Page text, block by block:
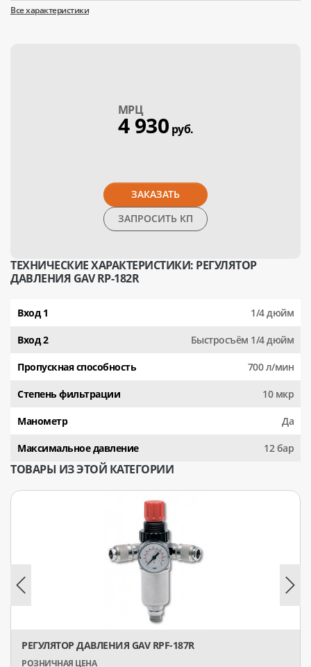
Все характеристики
МPЦ
4 930 руб.
ЗАКАЗАТЬ
ЗАПРОСИТЬ КП
ТЕХНИЧЕСКИЕ ХАРАКТЕРИСТИКИ: РЕГУЛЯТОР
ДАВЛЕНИЯ GAV RP-182R
Вход 1 1/4 дюйм
Вход 2 Быстросъём 1/4 дюйм
Пропускная способность 700 л/мин
Степень фильтрации 10 мкр
Манометр Да
Максимальное давление 12 бар
ТОВАРЫ ИЗ ЭТОЙ КАТЕГОРИИ
РЕГУЛЯТОР ДАВЛЕНИЯ GAV RPF-187R